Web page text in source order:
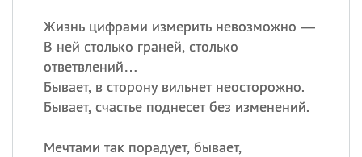
Жизнь цифрами измерить невозможно —
В ней столько граней, столько
ответвлений…
Бывает, в сторону вильнет неосторожно.
Бывает, счастье поднесет без изменений.
Мечтами так порадует, бывает,